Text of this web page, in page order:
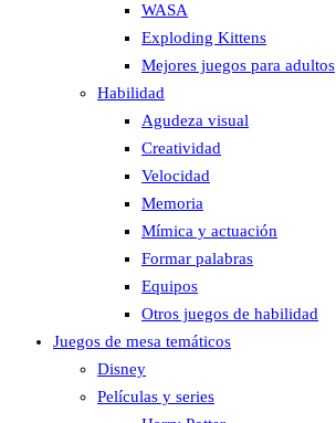
WASA
Exploding Kittens
Mejores juegos para adultos
Habilidad
Agudeza visual
Creatividad
Velocidad
Memoria
Mímica y actuación
Formar palabras
Equipos
Otros juegos de habilidad
Juegos de mesa temáticos
Disney
Películas y series